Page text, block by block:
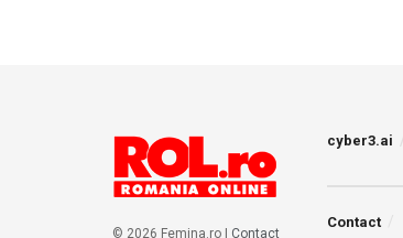
© 2026 Femina.ro | Contact
cyber3.ai
Contact